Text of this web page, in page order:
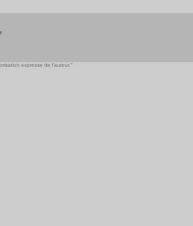
expresse de l'auteur."